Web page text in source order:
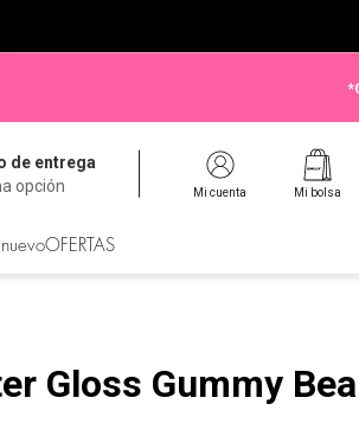
de entrega
opción
Mi cuenta Mi bolsa
OFERTAS
Gloss Gummy